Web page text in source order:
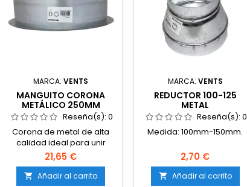
MARCA:VENTS
MANGUITO CORONA
METÁLICO 250MM
Reseña(s): 0
Corona de metal de alta
calidad ideal para unir
tubos de ventilación y
extractores.
21,65 €
 Añadir al carrito
MARCA: VENTS
REDUCTOR 100-125
METAL
Reseña(s):0
Medida: 100mm-150mm.
2,70 €
 Añadir al carrito